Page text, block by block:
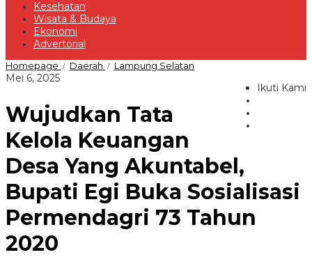
Kesehatan
Wisata & Budaya
Ekonomi
Advertorial
Homepage / Daerah / Lampung Selatan
Buka
Sosialisasi
Permendagri
73
Tahun
2020
Ikuti Kami
Mei 6, 2025oleh
Wujudkan Tata
Kelola Keuangan
Desa Yang Akuntabel,
Bupati Egi Buka Sosialisasi
Permendagri 73 Tahun
2020